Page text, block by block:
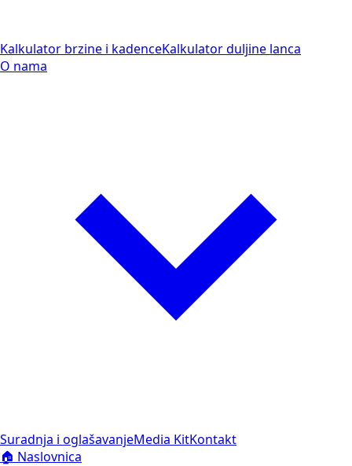
Kalkulator brzine i kadenceKalkulator duljine lanca
O nama
Suradnja i oglašavanjeMedia KitKontakt
🏠 Naslovnica